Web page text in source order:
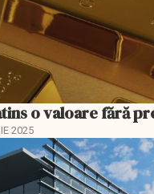
o valoare fără
2025